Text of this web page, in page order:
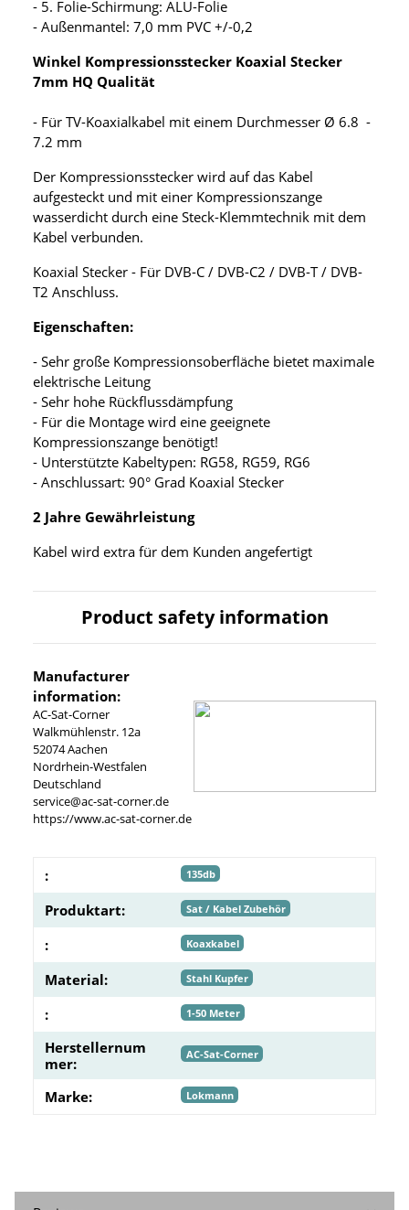
- 5. Folie-Schirmung: ALU-Folie
- Außenmantel: 7,0 mm PVC +/-0,2
Winkel Kompressionsstecker Koaxial Stecker
7mm HQ Qualität
- Für TV-Koaxialkabel mit einem Durchmesser Ø 6.8 -
7.2 mm
Der Kompressionsstecker wird auf das Kabel
aufgesteckt und mit einer Kompressionszange
wasserdicht durch eine Steck-Klemmtechnik mit dem
Kabel verbunden.
Koaxial Stecker - Für DVB-C / DVB-C2 / DVB-T / DVB-
T2 Anschluss.
Eigenschaften:
- Sehr große Kompressionsoberfläche bietet maximale
elektrische Leitung
- Sehr hohe Rückflussdämpfung
- Für die Montage wird eine geeignete
Kompressionszange benötigt!
- Unterstützte Kabeltypen: RG58, RG59, RG6
- Anschlussart: 90° Grad Koaxial Stecker
2 Jahre Gewährleistung
Kabel wird extra für dem Kunden angefertigt
Product safety information
Manufacturer
information:
AC-Sat-Corner
Walkmühlenstr. 12a
52074 Aachen
Nordrhein-Westfalen
Deutschland
service@ac-sat-corner.de
https://www.ac-sat-corner.de
: 135db
Produktart: Sat / Kabel Zubehör
: Koaxkabel
Material: Stahl Kupfer
: 1-50 Meter
Herstellernum
mer:
AC-Sat-Corner
Marke: Lokmann